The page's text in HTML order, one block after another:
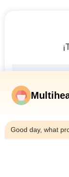
del
Good day, what